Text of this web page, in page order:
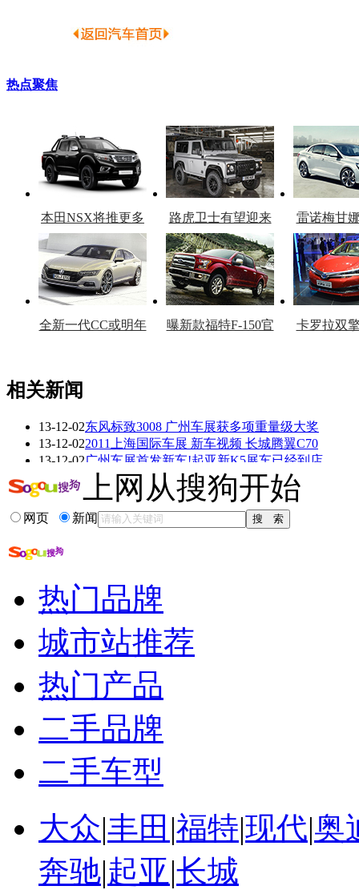
热点聚焦
本田NSX将推更多
车型
路虎卫士有望迎来
复产
雷诺梅甘
官
全新一代CC或明年
曝新款福特F-150官
卡罗拉双
看赛车宝贝争奇斗
艳
车模美腿爆乳无惧
走光
相关新闻
13-12-02东风标致3008 广州车展获多项重量级大奖
13-12-022011上海国际车展 新车视频 长城腾翼C70
13-12-02广州车展首发新车!起亚新K5展车已经到店
13-12-01
2011上海车展新车视频全球鹰GX6隆重推出
13-11-27
2013上海车展大奖17奖项正式揭晓
13-11-21权威评选 2013广州车展大奖活动即将启动
相关推荐
13年广州车展
广州车展门票多少钱
广州车展哈弗h8
2013常州十一车展
车展2013suv
上网从搜狗开始
网页 新闻
热门品牌
城市站推荐
热门产品
二手品牌
二手车型
大众|丰田 |福特|现代|奥
奔驰|起亚|长城